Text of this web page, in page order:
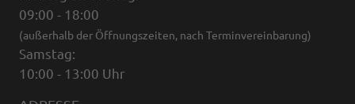
09:00 - 18:00
(außerhalb der Öffnungszeiten, nach Terminvereinbarung)
Samstag:
10:00 - 13:00 Uhr